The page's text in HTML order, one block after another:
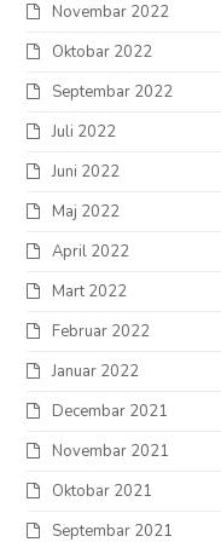
Novembar 2022
Oktobar 2022
Septembar 2022
Juli 2022
Juni 2022
Maj 2022
April 2022
Mart 2022
Februar 2022
Januar 2022
Decembar 2021
Novembar 2021
Oktobar 2021
Septembar 2021